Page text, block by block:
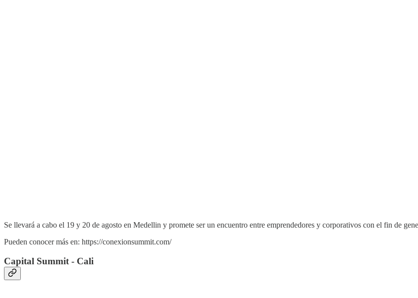
Se llevará a cabo el 19 y 20 de agosto en Medellin y promete ser un encuentro entre emprendedores y corporativos con el fin de
Pueden conocer más en: https://conexionsummit.com/
Capital Summit - Cali